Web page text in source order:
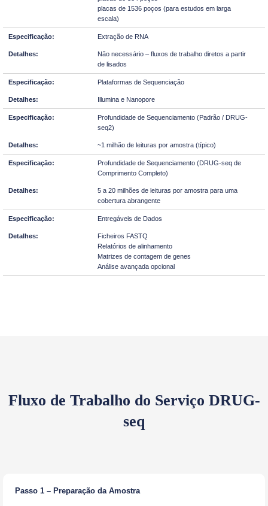
placas de 1536 poços (para estudos em larga
escala)
Extração de RNA
Não necessário – fluxos de trabalho diretos a partir
de lisados
Plataformas de Sequenciação
Illumina e Nanopore
Profundidade de Sequenciamento (Padrão / DRUG-
seq2)
~1 milhão de leituras por amostra (típico)
Profundidade de Sequenciamento (DRUG-seq de
Comprimento Completo)
5 a 20 milhões de leituras por amostra para uma
cobertura abrangente
Entregáveis de Dados
Ficheiros FASTQ
Relatórios de alinhamento
Matrizes de contagem de genes
Análise avançada opcional
Fluxo de Trabalho do Serviço DRUG-
seq
Passo 1 – Preparação da Amostra